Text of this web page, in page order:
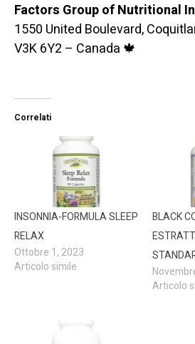
Factors Group of Nutritional
1550 United Boulevard,
V3K 6Y2 – Canada 🍁
Correlati
INSONNIA-FORMULA SLEEP
RELAX
Ottobre 1, 2023
Articolo simile
BLACK
Articolo